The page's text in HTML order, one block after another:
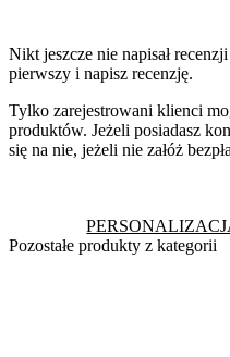
Nikt jeszcze nie napisał
pierwszy i napisz recenzję.
Tylko zarejestrowani klienci
produktów. Jeżeli posiadasz
się na nie, jeżeli nie załóż
Pozostałe produkty z kategorii